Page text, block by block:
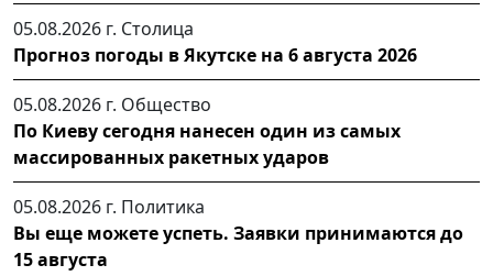
05.08.2026 г. Столица
Прогноз погоды в Якутске на 6 августа 2026
05.08.2026 г. Общество
По Киеву сегодня нанесен один из самых
массированных ракетных ударов
05.08.2026 г. Политика
Вы еще можете успеть. Заявки принимаются до
15 августа